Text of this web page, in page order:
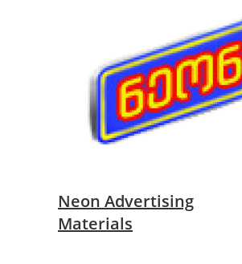
Neon Advertising
Materials